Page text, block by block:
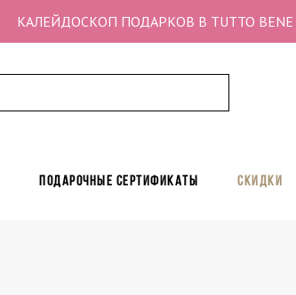
КАЛЕЙДОСКОП ПОДАРКОВ В TUTTO BENE
Подарочные сертификаты Скидки